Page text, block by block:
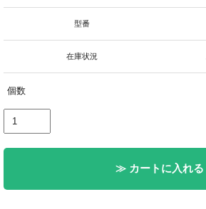
型番
在庫状況
個数
≫ カートに入れる